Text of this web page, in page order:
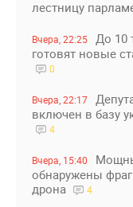
лестницу
Вчера, 22:25
До 10
готовят новые
0
Вчера, 22:17
включен в базу
4
Вчера, 15:40
обнаружены
дрона
4